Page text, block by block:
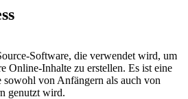
Software, die verwendet wird, um
Online-Inhalte zu erstellen. Es ist eine
sowohl von Anfängern als auch von
genutzt wird.